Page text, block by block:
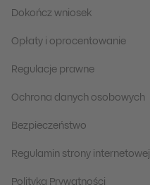
Dokończ wniosek
Opłaty i oprocentowanie
Regulacje prawne
Ochrona danych osobowych
Bezpieczeństwo
Regulamin strony internetowej
Polityka Prywatności